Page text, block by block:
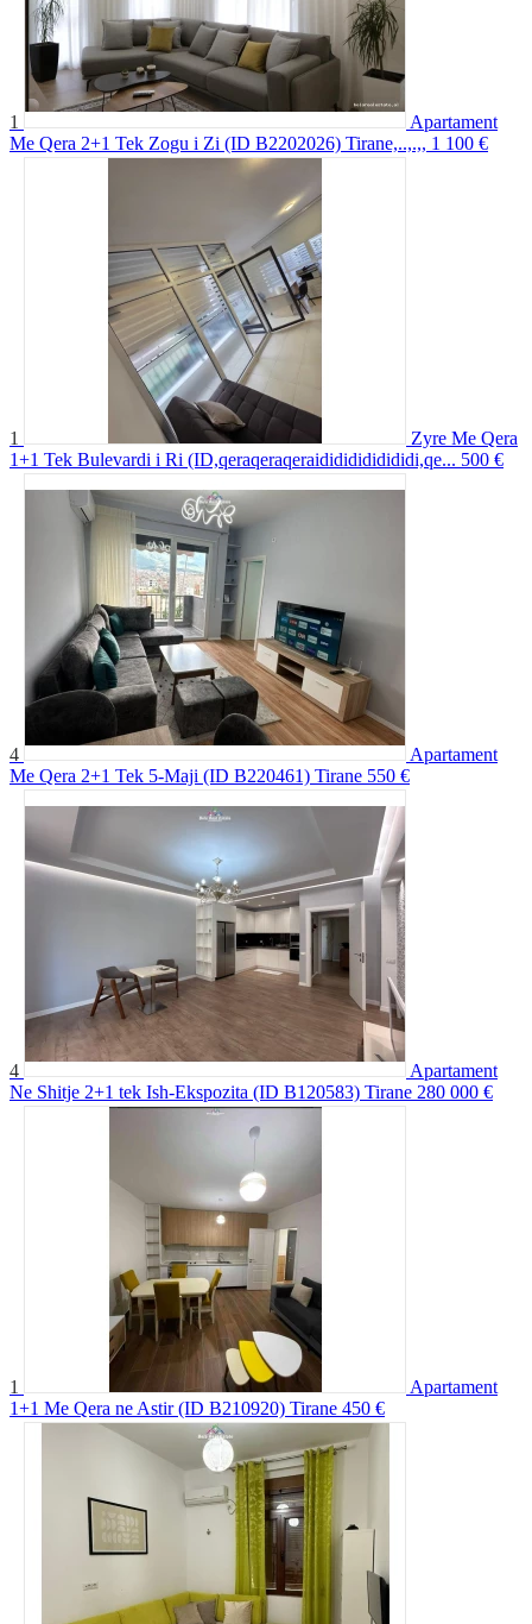
1
Apartament
Me Qera 2+1 Tek Zogu i Zi (ID B2202026) Tirane,..,.,, 1 100 €
1
Zyre Me Qera
1+1 Tek Bulevardi i Ri (ID,qeraqeraqeraidididididididi,qe... 500 €
4
Apartament
Me Qera 2+1 Tek 5-Maji (ID B220461) Tirane 550 €
4
Apartament
Ne Shitje 2+1 tek Ish-Ekspozita (ID B120583) Tirane 280 000 €
1
Apartament
1+1 Me Qera ne Astir (ID B210920) Tirane 450 €